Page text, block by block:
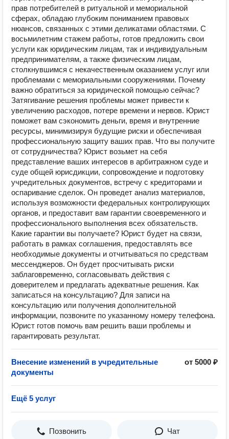
прав потребителей в ритуальной и мемориальной
сферах, обладаю глубоким пониманием правовых
нюансов, связанных с этими деликатами областями. С
восьмилетним стажем работы, готов предложить свои
услуги как юридическим лицам, так и индивидуальным
предпринимателям, а также физическим лицам,
столкнувшимся с некачественным оказанием услуг или
проблемами с мемориальными сооружениями. Почему
важно обратиться за юридической помощью сейчас?
Затягивание решения проблемы может привести к
увеличению расходов, потере времени и нервов. Юрист
поможет вам сэкономить деньги, время и внутренние
ресурсы, минимизируя будущие риски и обеспечивая
профессиональную защиту ваших прав. Что вы получите
от сотрудничества? Юрист возьмет на себя
представление ваших интересов в арбитражном суде и
суде общей юрисдикции, сопровождение и подготовку
учредительных документов, встречу с кредиторами и
оспаривание сделок. Он проведет анализ материалов,
используя возможности федеральных контролирующих
органов, и предоставит вам гарантии своевременного и
профессионального выполнения всех обязательств.
Какие гарантии вы получаете? Юрист будет на связи,
работать в рамках соглашения, предоставлять все
необходимые документы и отчитываться по средствам
мессенджеров. Он будет просчитывать риски
заблаговременно, согласовывать действия с
доверителем и предлагать адекватные решения. Как
записаться на консультацию? Для записи на
консультацию или получения дополнительной
информации, позвоните по указанному номеру телефона.
Юрист готов помочь вам решить ваши проблемы и
гарантировать результат.
Внесение изменений в учредительные
документы
от 5000 ₽
Ещё 5 услуг
Позвонить Чат